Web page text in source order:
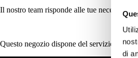
di
Il nostro team risponde alle tue necessità
Questo negozio dispone del servizio